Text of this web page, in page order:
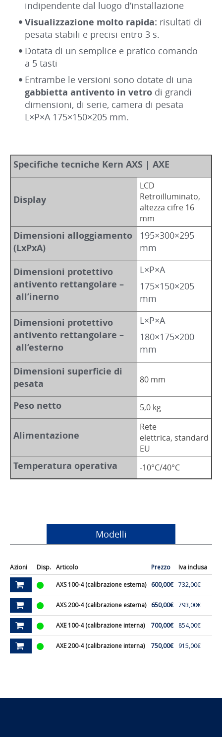
indipendente dal luogo d‘installazione
Visualizzazione molto rapida: risultati di
pesata stabili e precisi entro 3 s.
Dotata di un semplice e pratico comando
a 5 tasti
Entrambe le versioni sono dotate di una
gabbietta antivento in vetro di grandi
dimensioni, di serie, camera di pesata
L×P×A 175×150×205 mm.
Specifiche tecniche Kern AXS | AXE
Display
LCD
Retroilluminato,
altezza cifre 16
mm
Dimensioni alloggiamento
(LxPxA)
195×300×295
mm
Dimensioni protettivo
antivento rettangolare –
all’inerno
L×P×A
175×150×205
mm
Dimensioni protettivo
antivento rettangolare –
all’esterno
L×P×A
180×175×200
mm
Dimensioni superficie di
pesata
80 mm
Peso netto 5,0 kg
Alimentazione
Rete
elettrica, standard
EU
Temperatura operativa -10°C/40°C
Modelli
Azioni Disp. Articolo Prezzo Iva inclusa
AXS 100-4 (calibrazione esterna) 600,00€ 732,00€
AXS 200-4 (calibrazione esterna) 650,00€ 793,00€
AXE 100-4 (calibrazione interna) 700,00€ 854,00€
AXE 200-4 (calibrazione interna) 750,00€ 915,00€